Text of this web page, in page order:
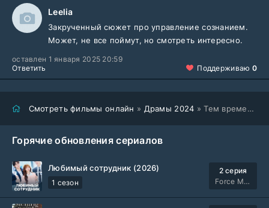
Leelia
Закрученный сюжет про управление сознанием.
Может, не все поймут, но смотреть интересно.
оставлен 1 января 2025 20:59
Ответить
Поддерживаю 0
Смотреть фильмы онлайн » Драмы 2024 » Тем временем на Земле (2024)
Горячие обновления сериалов
Любимый сотрудник (2026)
1 сезон
2 серия
Force Media